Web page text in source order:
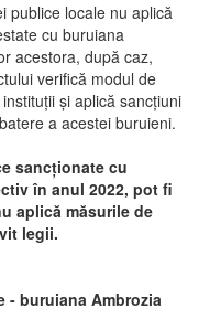
publice locale nu aplică
cu buruiana
acestora, după caz,
verifică modul de
și aplică sancțiuni
a acestei buruieni.
sancționate cu
în anul 2022, pot fi
aplică măsurile de
legii.
- buruiana Ambrozia